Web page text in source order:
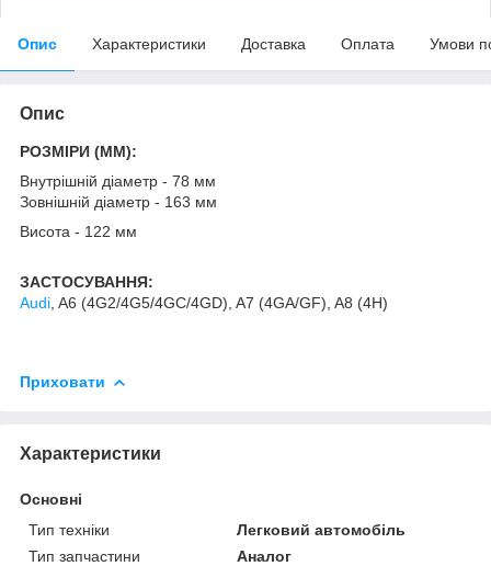
Опис Характеристики Доставка Оплата Умови
Опис
РОЗМІРИ (MM):
Внутрішній діаметр - 78 мм
Зовнішній діаметр - 163 мм
Висота - 122 мм
ЗАСТОСУВАННЯ:
Audi , A6 (4G2/4G5/4GC/4GD), A7 (4GA/GF), A8 (4H)
Приховати
Характеристики
Основні
Тип техніки
Легковий автомобіль
Тип запчастини
Аналог